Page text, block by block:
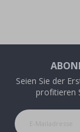
Seien Sie der
profitieren